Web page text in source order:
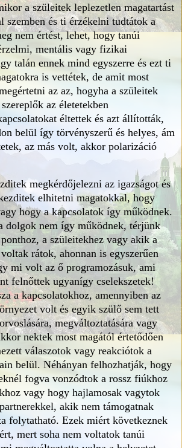
a szüleitek leplezetlen magatartást
szemben és ti érzékelni tudtátok a
nem értést, lehet, hogy tanúi
mentális vagy fizikai
talán ennek mind egyszerre és ezt ti
is vettétek, de amit most
az az, hogyha a szüleitek
az életetekben
éltettek és azt állították,
belül így törvényszerű és helyes, ám
az más volt, akkor polarizáció
megkérdőjelezni az igazságot és
elhitetni magatokkal, hogy
hogy a kapcsolatok így működnek.
dolgok nem így működnek, térjünk
a szüleitekhez vagy akik a
rátok, ahonnan is egyszerűen
mi volt az ő programozásuk, ami
felnőttek ugyanígy cselekszetek!
a kapcsolatokhoz, amennyiben az
volt és egyik szülő sem tett
megváltoztatására vagy
nektek most magától értetődően
válaszotok vagy reakciótok a
belül. Néhányan felhozhatják, hogy
fogva vonzódtok a rossz fiúkhoz
vagy hogy hajlamosak vagytok
akik nem támogatnak
folytatható. Ezek miért következnek
mert soha nem voltatok tanúi